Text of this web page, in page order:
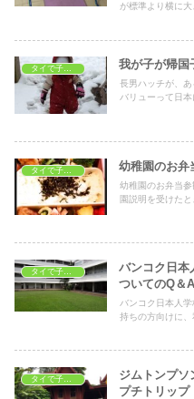
が標準より横に
タイで子育て 我が子が帰国
長男ハッチが、
バリューって日本
幼稚園のお弁
幼稚園のお弁当
園説明を受けた
タイで子育て
バンコク日本
ついてのQ＆A
バンコク日本人
持ちの方向けに、
タイで子育て
ジムトンプソ
プチトリップ